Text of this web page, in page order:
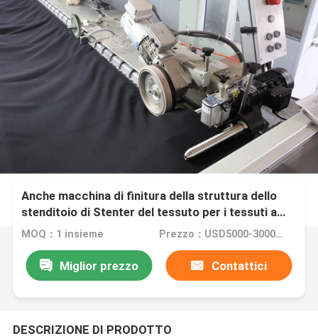
Anche macchina di finitura della struttura dello
stenditoio di Stenter del tessuto per i tessuti a
riccio lunghi dell'asciugamano
MOQ：1 insieme Prezzo：USD5000-300000
Miglior prezzo Contattici
DESCRIZIONE DI PRODOTTO